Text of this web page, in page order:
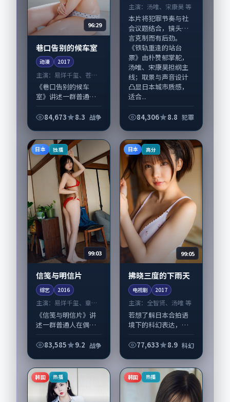
96:29
巷口告别的候车室
动漫 2017
主演： 易烊千玺、苍井
优 等
《巷口告别的候车
室》讲述一群普通人
写人生轨迹的故事，
导演宁浩擅长留白叙
事，易烊千玺、苍井
优...
84,673 8.3 战争
主演： 汤唯、宋康昊 等
本片将犯罪节奏与社
会议题结合，镜头语
言克制而有后劲。
《铁轨重逢的站台
票》由朴赞郁掌舵，
汤唯、宋康昊担纲主
线；取景与声音设计
凸显日本城市质感，
适合...
84,306 8.8 犯罪
日本 独播
99:03
信笺与明信片
综艺 2016
主演： 易烊千玺、章子
怡 等
《信笺与明信片》讲
述一群普通人在偶然
轨迹的故事，战争类
枝裕和擅长留白叙
事，易烊千玺、章子
怡...
83,585 9.2 战争
日本 高分
99:05
拂晓三度的下雨天
电视剧 2017
主演： 全智贤、汤唯 等
若想了解日本合拍语
境下的科幻表达，
天》值得关注：剧情
贤、汤唯与配角群戏
并重。影片2017年面
77,633 8.9 科幻
韩国 热播 韩国 热播